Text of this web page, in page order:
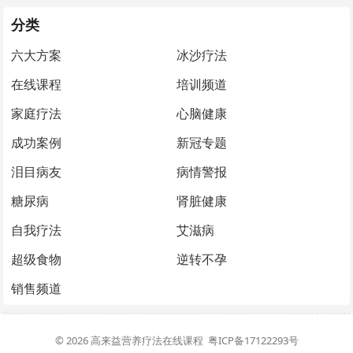
分类
六大方案
冰沙疗法
在线课程
培训频道
家庭疗法
心脑健康
成功案例
新冠专题
泪目病友
病情警报
糖尿病
肾脏健康
自我疗法
艾滋病
超级食物
逆转不孕
销售频道
© 2026高来益营养疗法在线课程 粤ICP备17122293号